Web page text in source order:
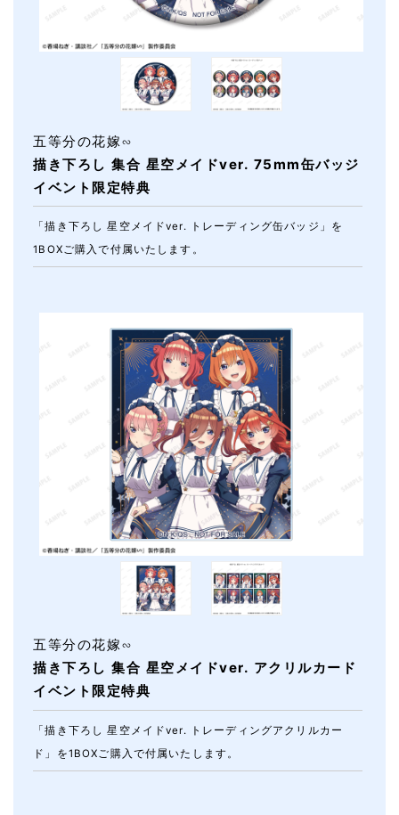
描き下ろし 集合 星空メイドver. 75mm缶バッジ
イベント限定特典
五等分の花嫁∽
「描き下ろし 星空メイドver. トレーディング缶バッジ」を
1BOXご購入で付属いたします。
描き下ろし 集合 星空メイドver. アクリルカード
イベント限定特典
五等分の花嫁∽
「描き下ろし 星空メイドver. トレーディングアクリルカー
ド」を1BOXご購入で付属いたします。